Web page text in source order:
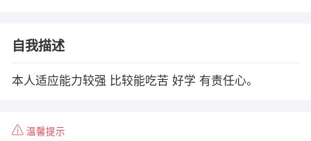
自我描述
本人适应能力较强 比较能吃苦 好学 有责任心。
温馨提示